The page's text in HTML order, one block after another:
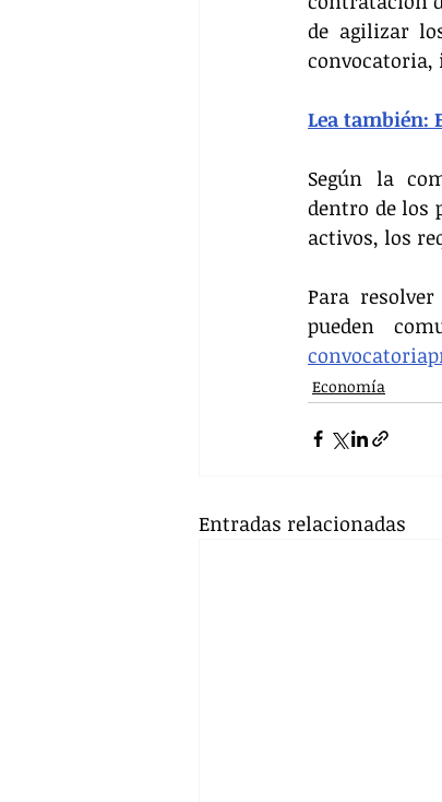
de agilizar
convocatoria,
Lea también:
Según la
dentro de los
activos, los
Para
Economía
Entradas relacionadas